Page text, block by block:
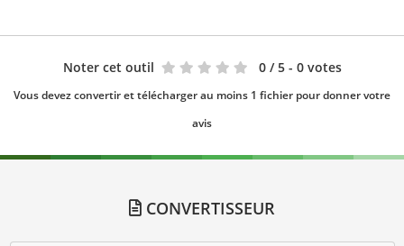
Noter cet outil 0 / 5 - 0 votes
Vous devez convertir et télécharger au moins 1 fichier pour donner votre
avis
CONVERTISSEUR